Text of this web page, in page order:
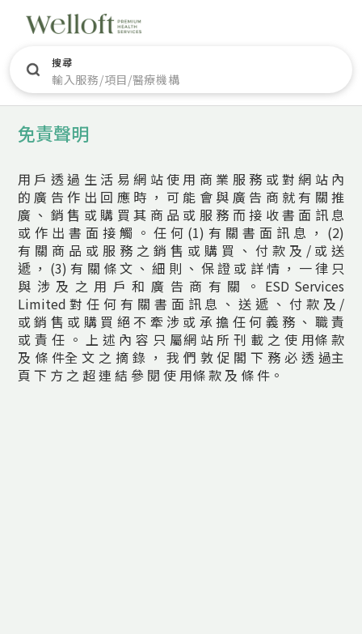
搜尋
輸入服務/項目/醫療機構
免責聲明
用 戶 透 過 生 活 易 網 站使 用 商 業 服 務 或對 網 站 內
的 廣 告 作 出 回 應 時 ， 可 能 會 與 廣 告 商 就 有 關 推
廣 、 銷 售 或購 買 其 商 品 或 服 務 而接 收書 面 訊 息
或 作 出 書 面 接 觸 。 任 何 (1) 有 關 書 面 訊 息 ， (2)
有 關 商 品 或 服 務 之 銷 售 或 購 買 、 付 款 及 / 或 送
遞 ， (3) 有 關 條文 、 細 則 、 保證 或 詳情 ， 一律 只
與 涉 及 之 用 戶 和 廣 告 商 有 關 。 ESD Services
Limited對 任 何 有 關 書 面 訊 息 、 送 遞 、 付 款 及 /
或銷 售 或 購 買 絕 不 牽 涉 或 承 擔 任 何 義 務 、 職責
或 責 任 。 上 述 內 容 只 屬網 站所 刊 載 之 使 用條 款
及 條 件全 文 之 摘 錄 ， 我 們 敦 促 閣 下 務 必 透 過主
頁 下 方 之超連 結 參 閱 使 用條款及 條件 。